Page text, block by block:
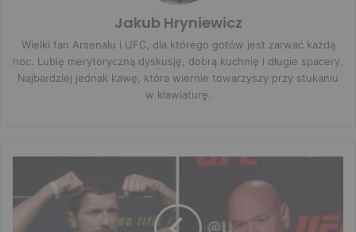
Jakub Hryniewicz
Wielki fan Arsenalu i UFC, dla którego gotów jest zarwać każdą
noc. Lubię merytoryczną dyskusję, dobrą kuchnię i długie spacery.
Najbardziej jednak kawę, która wiernie towarzyszy przy stukaniu
w klawiaturę.